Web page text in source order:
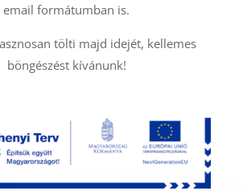
email formátumban is.
tölti majd idejét, kellemes
böngészést kívánunk!